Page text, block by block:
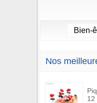
Bien-
Nos
12